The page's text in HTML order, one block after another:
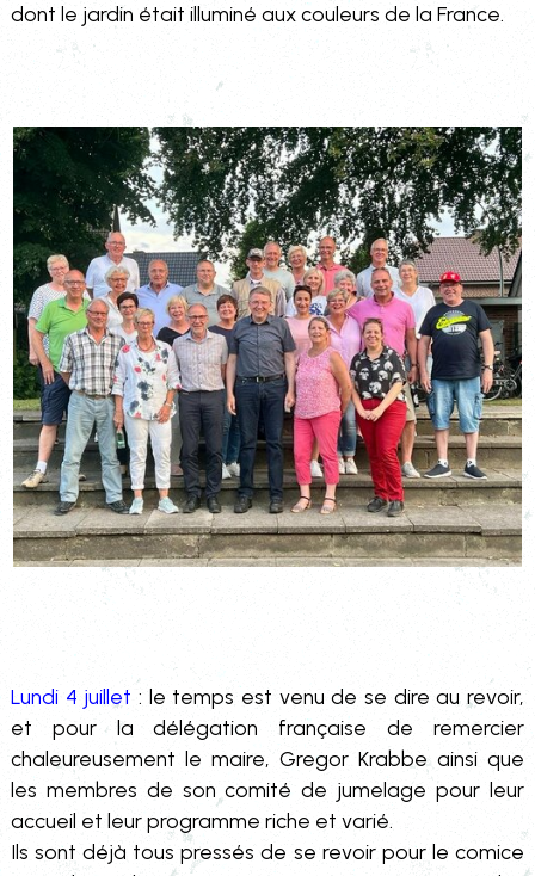
dont le jardin était illuminé aux couleurs de la France.
Lundi 4 juillet : le temps est venu de se dire au revoir,
et pour la délégation française de remercier
chaleureusement le maire, Gregor Krabbe ainsi que
les membres de son comité de jumelage pour leur
accueil et leur programme riche et varié.
Ils sont déjà tous pressés de se revoir pour le comice